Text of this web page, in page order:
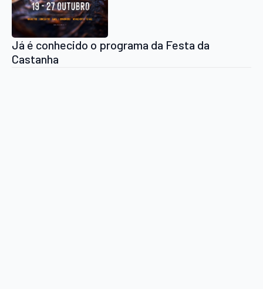
Já é conhecido o programa da Festa da
Castanha